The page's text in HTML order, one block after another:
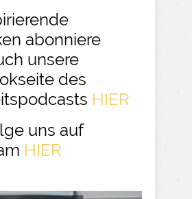
abonniere
unsere
des
HIER
uns auf
HIER